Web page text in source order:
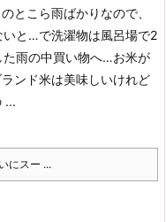
のとこら雨ばかりなので、
いと…で洗濯物は風呂場で2
た雨の中買い物へ…お米が
ランド米は美味しいけれど
...
にスー ...